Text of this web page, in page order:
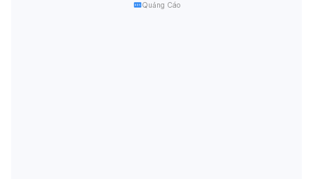
Quảng Cáo